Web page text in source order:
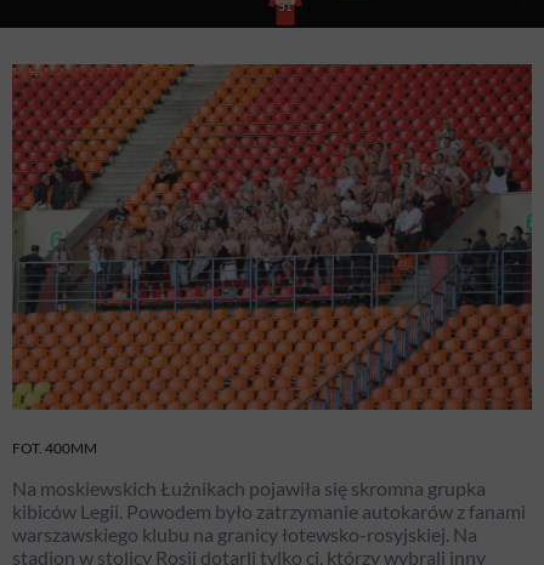
31
FOT. 400MM
Na moskiewskich Łużnikach pojawiła się skromna grupka
kibiców Legii. Powodem było zatrzymanie autokarów z fanami
warszawskiego klubu na granicy łotewsko-rosyjskiej. Na
stadion w stolicy Rosji dotarli tylko ci, którzy wybrali inny